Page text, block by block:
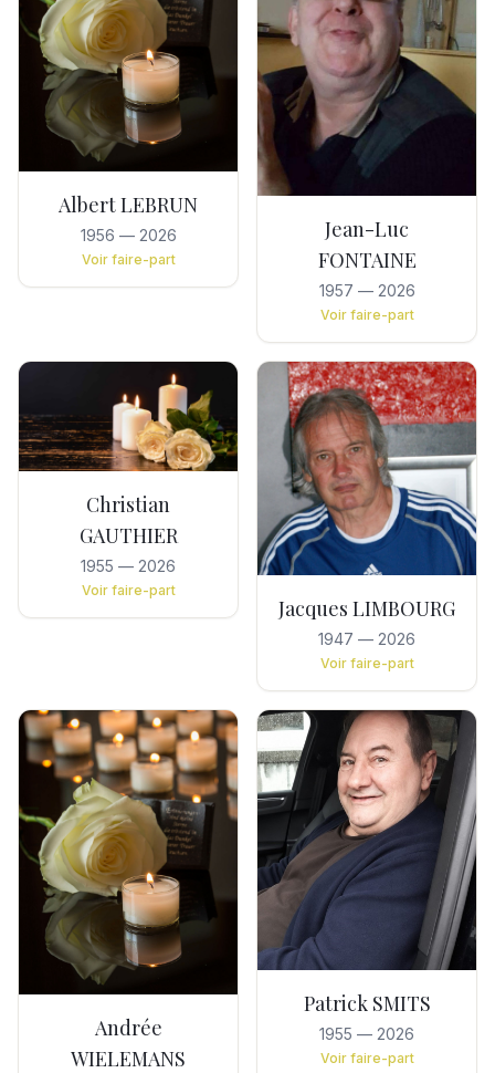
Albert LEBRUN
1956 — 2026
Voir faire-part
Jean-Luc
FONTAINE
1957 — 2026
Voir faire-part
Christian
GAUTHIER
1955 — 2026
Voir faire-part
Jacques LIMBOURG
1947 — 2026
Voir faire-part
Andrée
WIELEMANS
Patrick SMITS
1955 — 2026
Voir faire-part